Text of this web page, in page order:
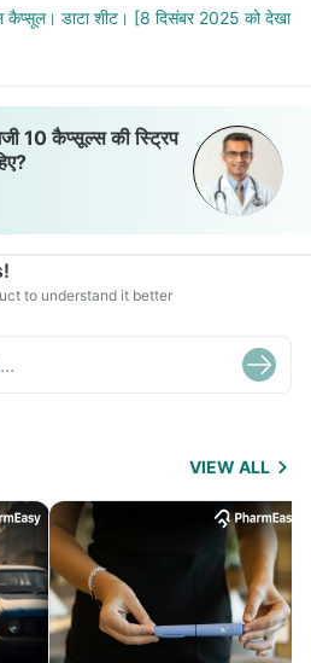
डाटा शीट। [8 दिसंबर 2025 को देखा
10 कैप्सूल्स की स्ट्रिप
to understand it better
VIEW ALL